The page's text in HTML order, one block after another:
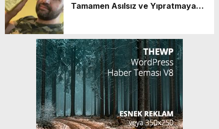
Tamamen Asılsız ve Yıpratmaya